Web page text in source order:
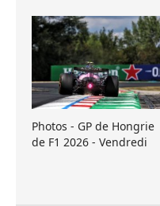
Photos - GP de Hongrie
de F1 2026 - Vendredi